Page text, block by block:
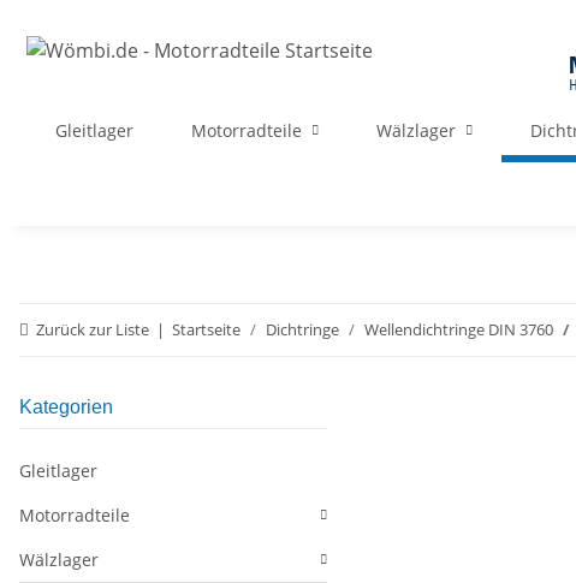
Gleitlager Motorradteile Wälzlager
Zurück zur Liste Startseite Dichtringe Wellendichtringe DIN 3760
Kategorien
Gleitlager
Motorradteile
Wälzlager